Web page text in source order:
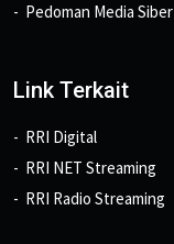
Pedoman Media Siber
Link Terkait
RRI Digital
RRI NET Streaming
RRI Radio Streaming